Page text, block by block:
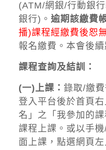
(ATM/網銀/行動銀
銀行)。 逾期該繳費
播)課程經繳費後恕
報名繳費。本會後
課程查詢及結訓：
(一)上課： 錄取/繳
登入平台後於首頁
名」之「我參加的
課程上課。或以手
面上課，點選網頁